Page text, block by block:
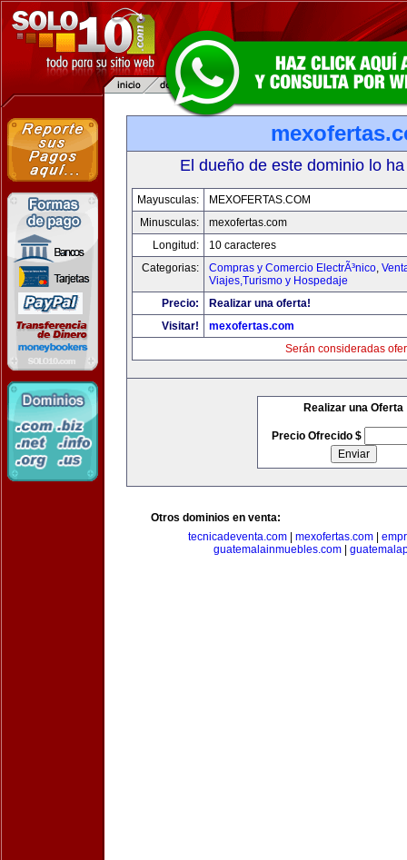
El dueño de este dominio lo
Mayusculas:
MEXOFERTAS.COM
Minusculas:
mexofertas.com
Longitud:
10 caracteres
Categorias:
Compras y Comercio ElectrÃ³nico,
Viajes,Turismo y Hospedaje
Precio:
Realizar una oferta!
Visitar!
mexofertas.com
Serán consideradas
Realizar una Oferta
Precio Ofrecido $
Otros dominios en venta:
tecnicadeventa.com
mexofertas.com
guatemalainmuebles.com|